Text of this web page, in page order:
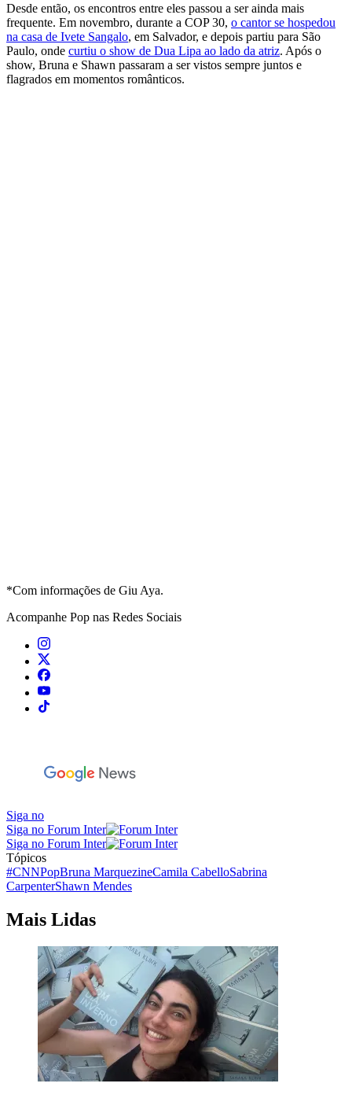
Desde então, os encontros entre eles passou a ser ainda mais
frequente. Em novembro, durante a COP 30, o cantor se hospedou
na casa de Ivete Sangalo, em Salvador, e depois partiu para São
Paulo, onde curtiu o show de Dua Lipa ao lado da atriz. Após o
show, Bruna e Shawn passaram a ser vistos sempre juntos e
flagrados em momentos românticos.
*Com informações de Giu Aya.
Acompanhe Pop nas Redes Sociais
Siga no
Siga no Forum Inter
Siga no Forum Inter
Tópicos
#CNNPopBruna MarquezineCamila CabelloSabrina
CarpenterShawn Mendes
Mais Lidas